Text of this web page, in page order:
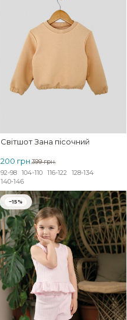
Світшот Зана пісочний
399 грн.
200 грн.
92-98 104-110 116-122
128-134
140-146
−15%